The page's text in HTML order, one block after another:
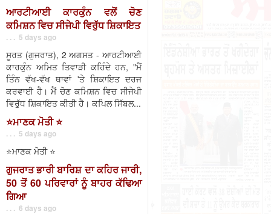
ਆਰਟੀਆਈ ਕਾਰਕੁੰਨ ਵਲੋਂ ਚੋਣ
ਕਮਿਸ਼ਨ ਵਿਚ ਸੀਜੇਪੀ ਵਿਰੁੱਧ ਸ਼ਿਕਾਇਤ
. . . 5 days ago
ਸੂਰਤ (ਗੁਜਰਾਤ), 2 ਅਗਸਤ - ਆਰਟੀਆਈ
ਕਾਰਕੁੰਨ ਅਮਿਤ ਤਿਵਾੜੀ ਕਹਿੰਦੇ ਹਨ, "ਮੈਂ
ਤਿੰਨ ਵੱਖ-ਵੱਖ ਥਾਵਾਂ 'ਤੇ ਸ਼ਿਕਾਇਤ ਦਰਜ
ਕਰਵਾਈ ਹੈ। ਮੈਂ ਚੋਣ ਕਮਿਸ਼ਨ ਵਿਚ ਸੀਜੇਪੀ
ਵਿਰੁੱਧ ਸ਼ਿਕਾਇਤ ਕੀਤੀ ਹੈ। ਕਪਿਲ ਸਿੱਬਲ...
⭐️ਮਾਣਕ ਮੋਤੀ ⭐️
. . . 5 days ago
⭐️ਮਾਣਕ ਮੋਤੀ ⭐️
ਗੁਜਰਾਤ ਭਾਰੀ ਬਾਰਿਸ਼ ਦਾ ਕਹਿਰ ਜਾਰੀ,
50 ਤੋਂ 60 ਪਰਿਵਾਰਾਂ ਨੂੰ ਬਾਹਰ ਕੱਢਿਆ
ਗਿਆ
. . . 6 days ago